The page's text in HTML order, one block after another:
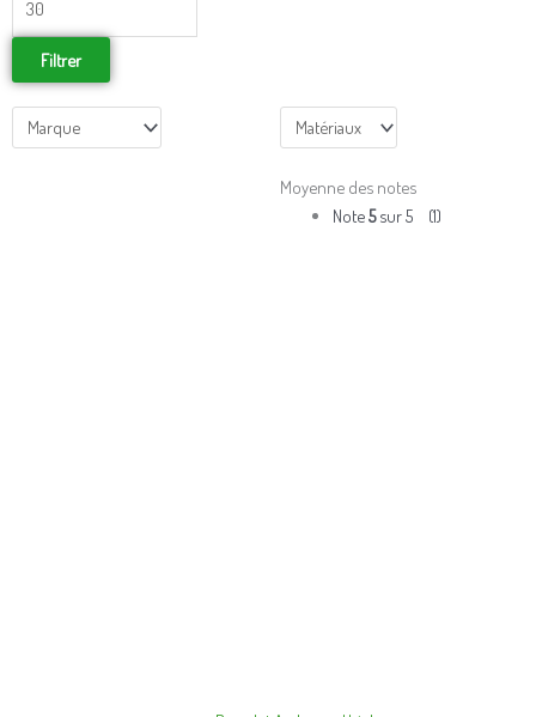
Filtrer
Moyenne des notes
Note5sur 5 (1)